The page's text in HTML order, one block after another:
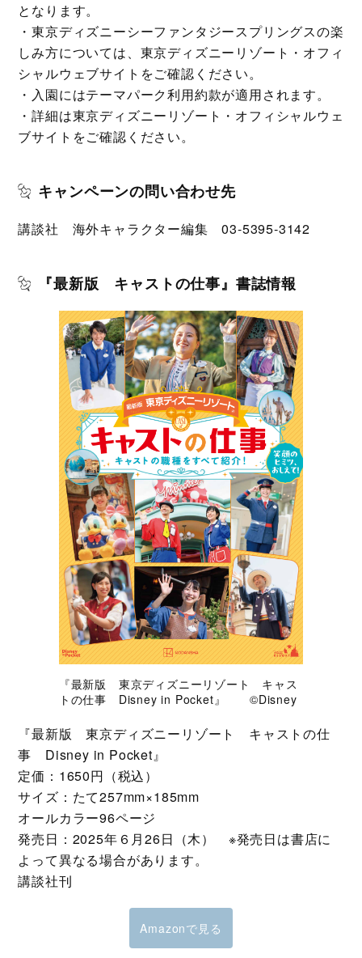
となります。
・東京ディズニーシーファンタジースプリングスの楽
しみ方については、東京ディズニーリゾート・オフィ
シャルウェブサイトをご確認ください。
・入園にはテーマパーク利用約款が適用されます。
・詳細は東京ディズニーリゾート・オフィシャルウェ
ブサイトをご確認ください。
キャンペーンの問い合わせ先
講談社 海外キャラクター編集 03‐5395‐3142
『最新版 キャストの仕事』書誌情報
『最新版 東京ディズニーリゾート キャス
トの仕事 Disney in Pocket』 ©Disney
『最新版 東京ディズニーリゾート キャストの仕
事 Disney in Pocket』
定価：1650円（税込）
サイズ：たて257mm×185mm
オールカラー96ページ
発売日：2025年６月26日（木） ※発売日は書店に
よって異なる場合があります。
講談社刊
Amazonで見る